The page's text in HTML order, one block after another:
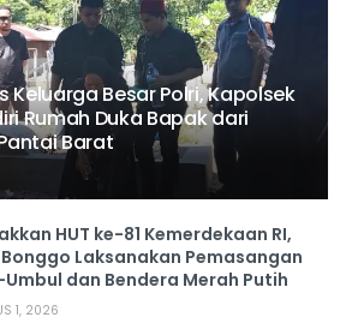
Keluarga Besar Polri, Kapolsek
Rumah Duka Bapak dari
Barat
HUT ke-81 Kemerdekaan RI,
Laksanakan Pemasangan
dan Bendera Merah Putih
1, 2026